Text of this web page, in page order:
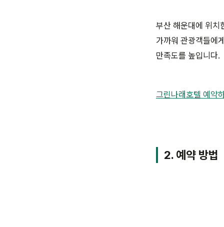
부산 해운대에 위치
가까워 관광객들에
만족도를 높입니다.
그린나래호텔 예약
2. 예약 방법